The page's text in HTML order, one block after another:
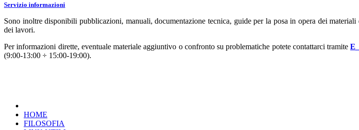
Servizio informazioni
Sono inoltre disponibili pubblicazioni, manuali, documentazione tecnica, guide per la posa in opera dei
dei lavori.
Per informazioni dirette, eventuale materiale aggiuntivo o confronto su problematiche potete contattarci tramite
(9:00-13:00 ÷ 15:00-19:00).
HOME
FILOSOFIA